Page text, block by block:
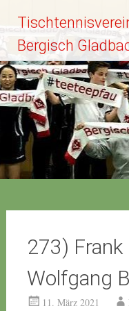
springenBergisch
273)
Wolfgang
11. März 2021